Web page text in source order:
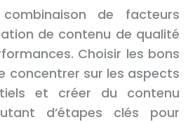
de facteurs
de contenu de qualité
Choisir les bons
concentrer sur les aspects
et créer du contenu
d’étapes clés pour